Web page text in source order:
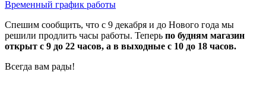
Временный график работы
Спешим сообщить, что с 9 декабря и до Нового года мы
решили продлить часы работы. Теперь по будням магазин
открыт с 9 до 22 часов, а в выходные с 10 до 18 часов.
Всегда вам рады!